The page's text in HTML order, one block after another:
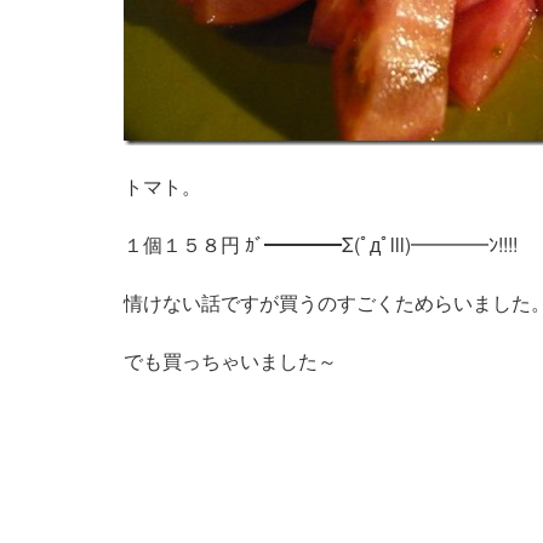
トマト。
１個１５８円 ｶﾞ━━━━Σ(ﾟдﾟlll)━━━━ﾝ!!!!
情けない話ですが買うのすごくためらいました
でも買っちゃいました～